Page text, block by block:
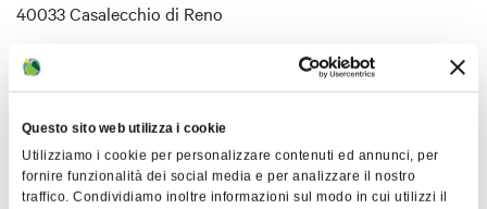
Questo sito web utilizza i cookie
Utilizziamo i cookie per personalizzare contenuti ed annunci, per
fornire funzionalità dei social media e per analizzare il nostro
traffico. Condividiamo inoltre informazioni sul modo in cui utilizzi il
40033 Casalecchio di Reno
HOW TO GET THERE
Details